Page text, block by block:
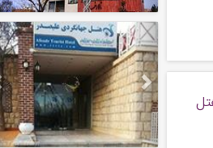
Next